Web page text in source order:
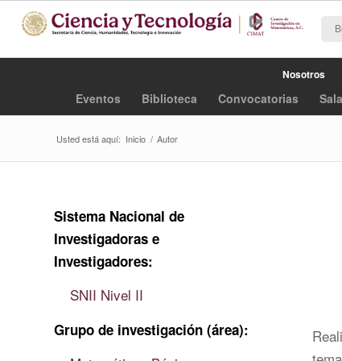
Nosotros
Eventos Biblioteca Convocatorias
Usted está aquí: Inicio / Autor
Sistema Nacional de
Investigadoras e
Investigadores:
SNII Nivel II
Grupo de investigación (área):